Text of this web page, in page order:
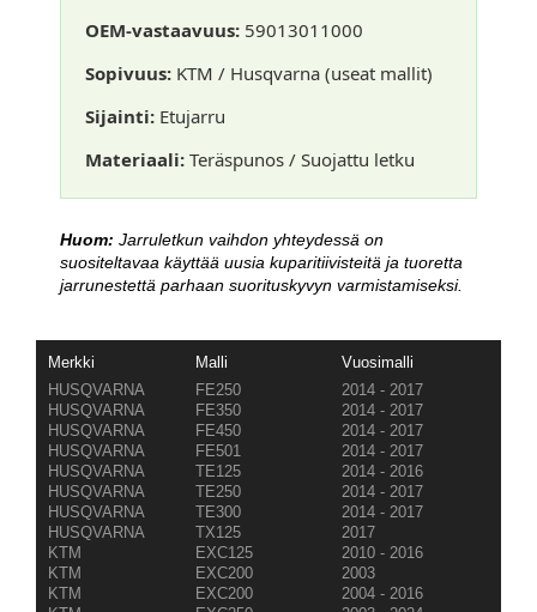
OEM-vastaavuus: 59013011000
Sopivuus: KTM / Husqvarna (useat mallit)
Sijainti: Etujarru
Materiaali: Teräspunos / Suojattu letku
Huom: Jarruletkun vaihdon yhteydessä on
suositeltavaa käyttää uusia kuparitiivisteitä ja tuoretta
jarrunestettä parhaan suorituskyvyn varmistamiseksi.
Merkki Malli
Vuosimalli
HUSQVARNA
FE250
2014 - 2017
HUSQVARNA
FE350
2014 - 2017
HUSQVARNA
FE450
2014 - 2017
HUSQVARNA
FE501
2014 - 2017
HUSQVARNA
TE125
2014 - 2016
HUSQVARNA
TE250
2014 - 2017
HUSQVARNA
TE300
2014 - 2017
HUSQVARNA
TX125
2017
KTM
EXC125
2010 - 2016
KTM
EXC200
2003
KTM
EXC200
2004 - 2016